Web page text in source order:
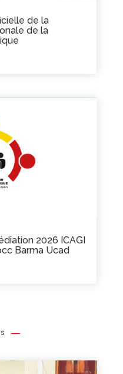
de la
de la
2026 ICAGI
Barma Ucad